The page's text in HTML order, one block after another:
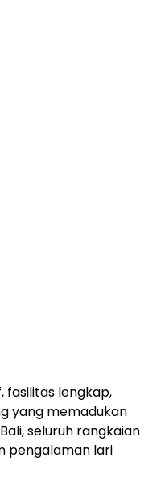
fasilitas lengkap,
yang memadukan
seluruh rangkaian
pengalaman lari